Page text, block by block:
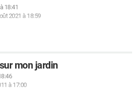
18:41
2021 à 18:59
mon jardin
à 17:00